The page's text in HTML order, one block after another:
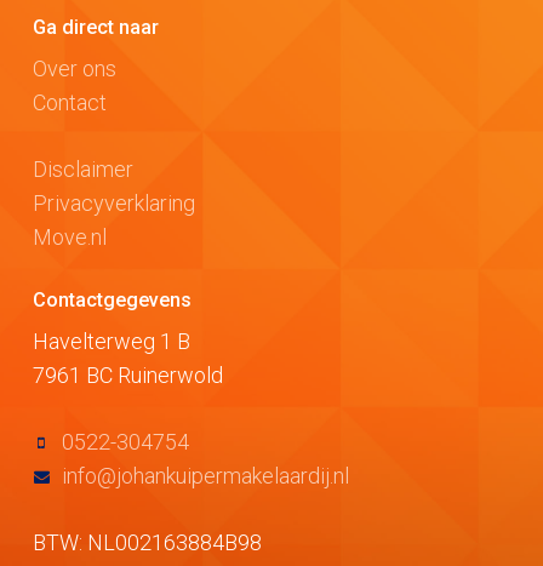
Ga direct naar
Over ons
Contact
Disclaimer
Privacyverklaring
Move.nl
Contactgegevens
Havelterweg 1 B
7961 BC Ruinerwold
0522-304754
info@johankuipermakelaardij.nl
BTW: NL002163884B98